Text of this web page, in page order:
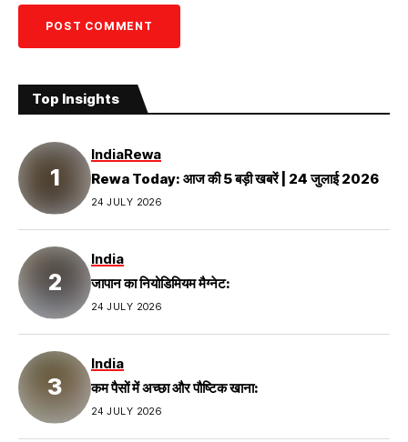
Top Insights
IndiaRewa
Rewa Today: आज की 5 बड़ी खबरें | 24 जुलाई 2026
24 JULY 2026
India
जापान का नियोडिमियम मैग्नेट:
24 JULY 2026
India
कम पैसों में अच्छा और पौष्टिक खाना:
24 JULY 2026